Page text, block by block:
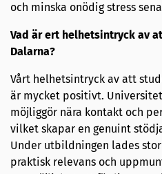
och minska onödig stress
Vad är ert helhetsintryck av
Dalarna?
Vårt helhetsintryck av att
är mycket positivt.
möjliggör nära kontakt och
vilket skapar en genuint
Under utbildningen lades
praktisk relevans och